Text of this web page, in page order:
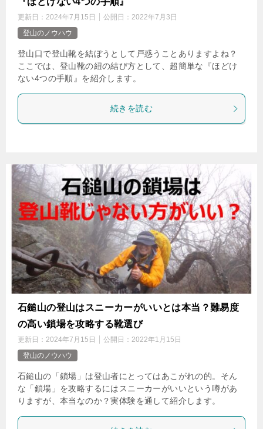
更新日： 2024年7月15日 公開日： 2022年7月3日
登山のノウハウ
登山口で登山靴を結ぼうとして戸惑うことありますよね？
ここでは、登山靴の紐の結び方として、超簡単な『ほどけ
ない4つの手順』を紹介します。
続きを読む
石鎚山の登山はスニーカーがいいとは本当？難易度
の高い鎖場を攻略する靴選び
更新日： 2024年7月15日 公開日： 2022年1月15日
登山のノウハウ
石鎚山の「鎖場」は登山者にとってはあこがれの的。そん
な「鎖場」を攻略するにはスニーカーがいいという噂があ
りますが、本当なのか？実体験を通して紹介します。